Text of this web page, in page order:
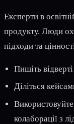
Експерти в
продукту. Люди
підходи та
Пишіть
Діліться
колаборації з